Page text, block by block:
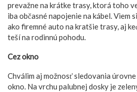
prevažne na krátke trasy, ktorá toho
iba občasné napojenie na kábel. Viem
ako firemné auto na kratšie trasy, aj
teší na rodinnú pohodu.
Cez okno
Chválim aj možnosť sledovania
okno. Na vrchu palubnej dosky je